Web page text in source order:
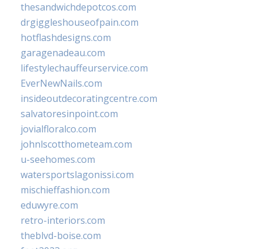
thesandwichdepotcos.com
drgiggleshouseofpain.com
hotflashdesigns.com
garagenadeau.com
lifestylechauffeurservice.com
EverNewNails.com
insideoutdecoratingcentre.com
salvatoresinpoint.com
jovialfloralco.com
johnlscotthometeam.com
u-seehomes.com
watersportslagonissi.com
mischieffashion.com
eduwyre.com
retro-interiors.com
theblvd-boise.com